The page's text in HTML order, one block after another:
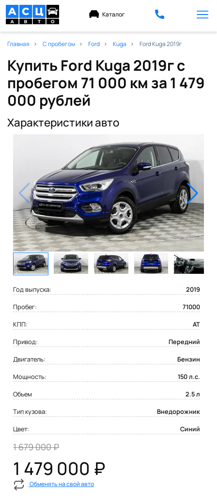
Каталог
Главная С пробегом Ford Kuga Ford Kuga 2019г
Купить Ford Kuga 2019г с
пробегом 71 000 км за 1 479
000 рублей
Характеристики авто
Год выпуска:
2019
Пробег:
71000
КПП:
AT
Привод:
Передний
Двигатель:
Бензин
Мощность:
150 л.с.
Объем
2.5 л
Тип кузова:
Внедорожник
Цвет:
Синий
1 679 000 ₽
1 479 000 ₽
Обменять на свой авто